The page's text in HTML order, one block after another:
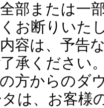
部または一
お断りいた
容は、予告
承ください
方からのダ
は、お客様